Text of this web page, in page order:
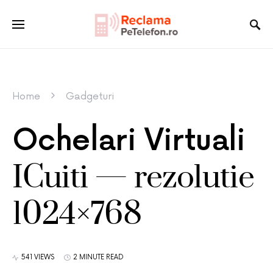
Home Gadgeturi
Ochelari Virtuali
ICuiti — rezolutie
1024×768
541 VIEWS 2 MINUTE READ